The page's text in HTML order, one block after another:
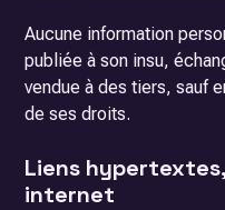
Aucune information
publiée à son insu,
vendue à des tiers, sauf
de ses droits.
Liens
internet